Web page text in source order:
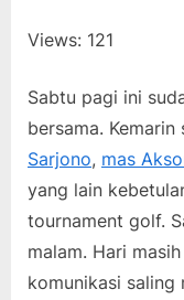
Views: 121
Sabtu pagi ini
bersama.
Sarjono, mas
yang lain
tournament golf.
malam. Hari
komunikasi saling